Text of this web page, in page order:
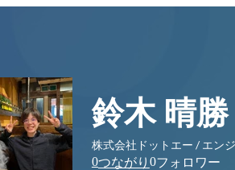
鈴木 晴勝
株式会社ドットエー / エン
0つながり 0フォロワー